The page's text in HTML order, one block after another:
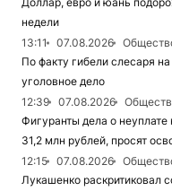
недели
13:11
07.08.2026
По факту гибели слесаря
уголовное дело
12:39
07.08.2026
Фигуранты дела о неуплате
31,2 млн рублей, просят
12:15
07.08.2026
Лукашенко раскритиковал